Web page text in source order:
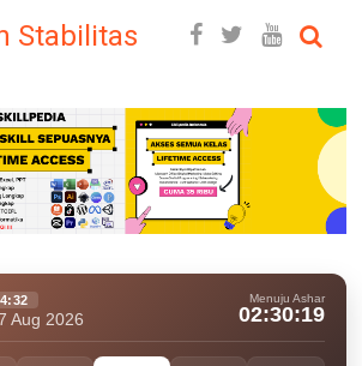
Stabilitas
Aug 2026
Menuju Ashar
02:30:18